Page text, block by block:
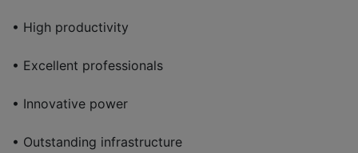
• High productivity
• Excellent professionals
• Innovative power
• Outstanding infrastructure